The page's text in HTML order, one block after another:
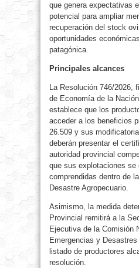
que genera expectativas
potencial para ampliar
recuperación del stock
oportunidades
patagónica.
Principales alcances
La Resolución 746/2026,
de Economía de la
establece que los
acceder a los beneficios
26.509 y sus
deberán presentar el
autoridad provincial
que sus explotaciones se
comprendidas dentro de
Desastre Agropecuario.
Asimismo, la medida
Provincial remitirá a la
Ejecutiva de la Comisión
Emergencias y Desastres
listado de productores
resolución.